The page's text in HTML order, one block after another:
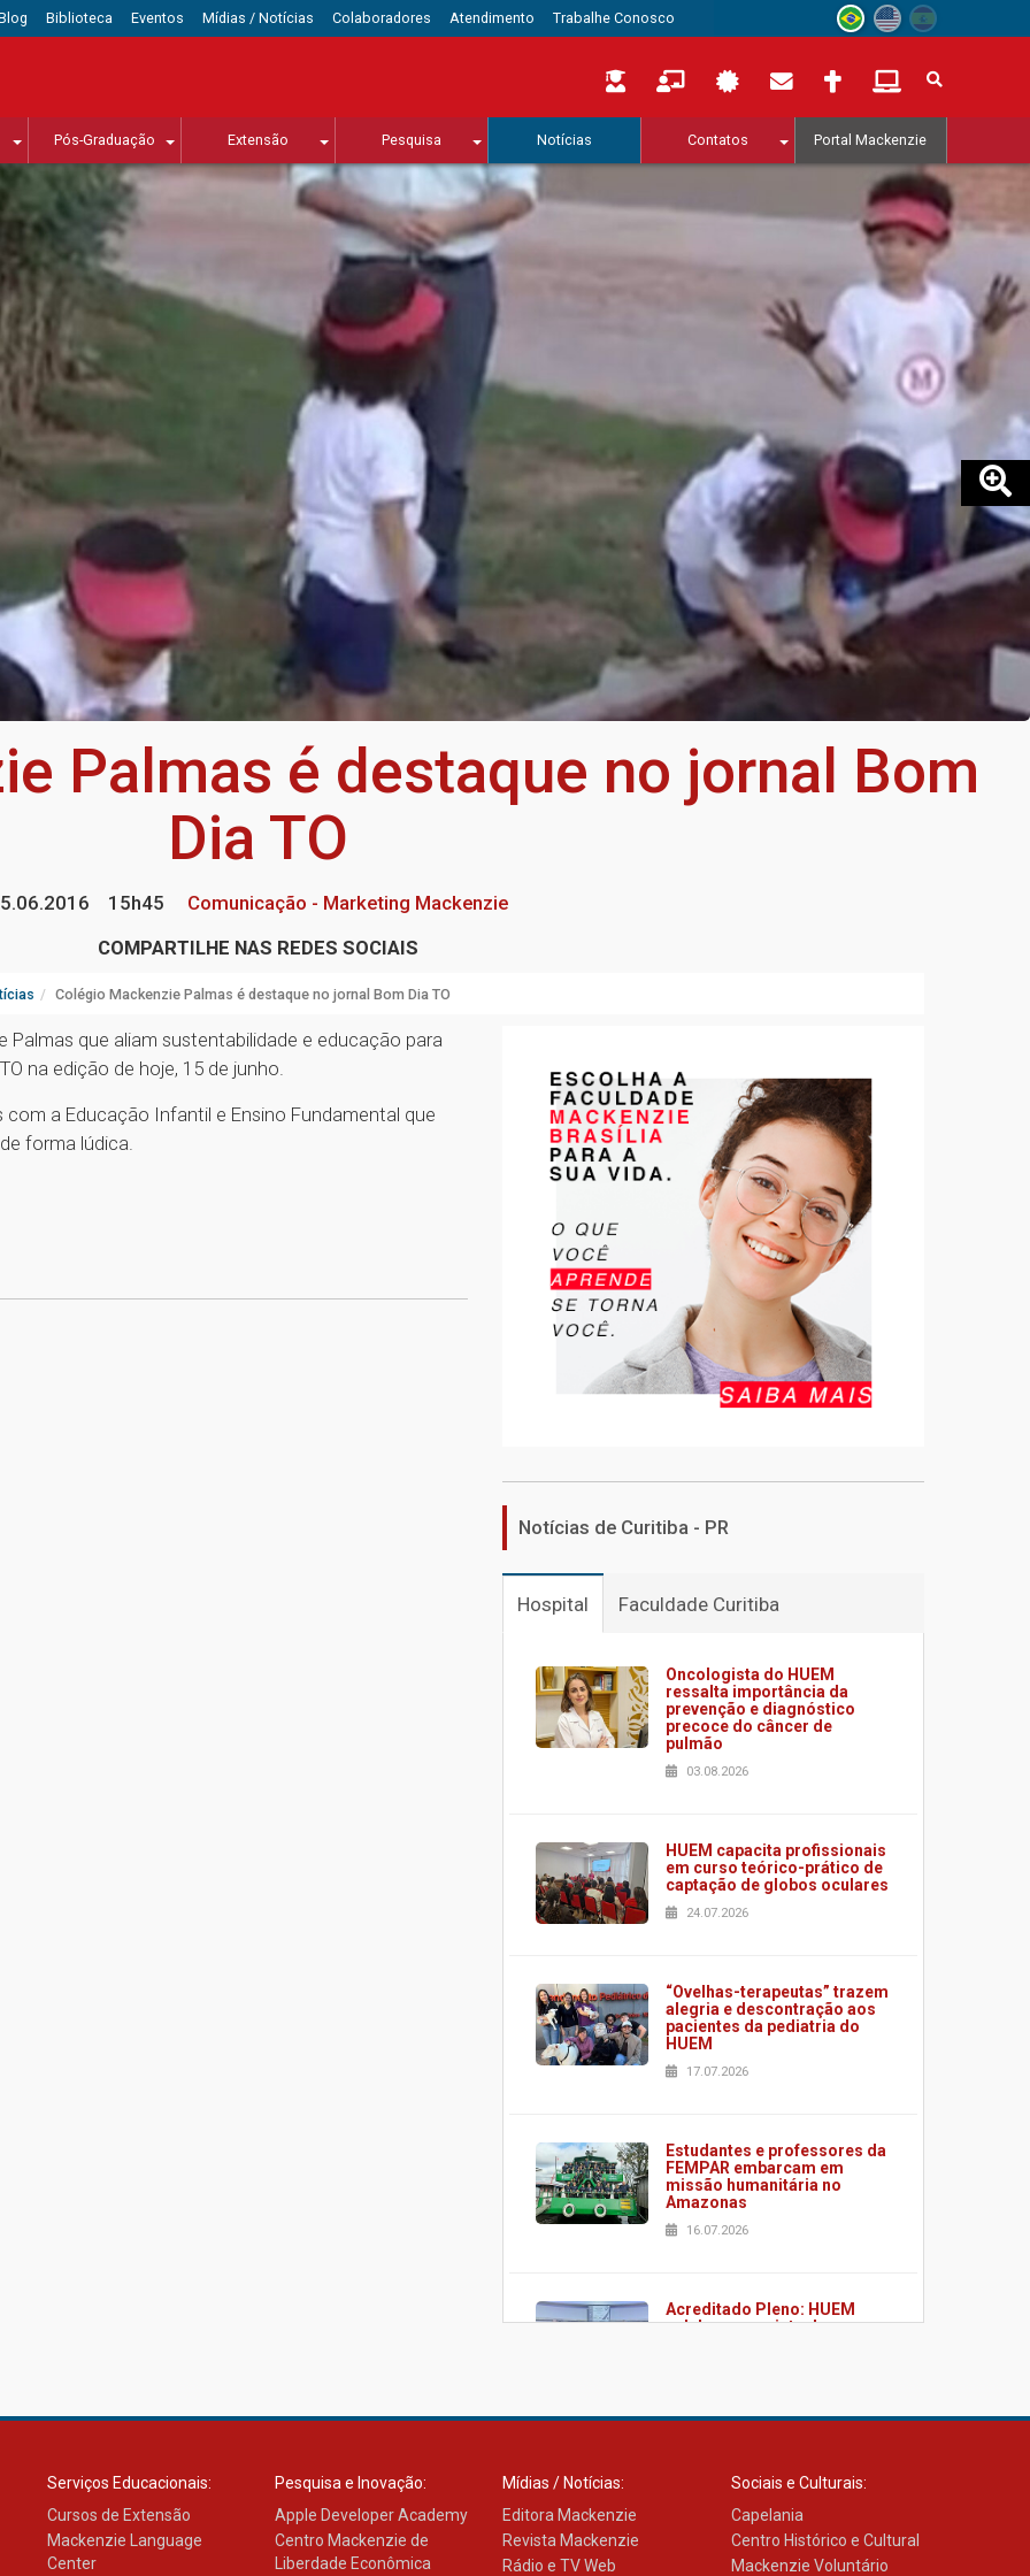
Biblioteca Eventos Mídias / Notícias Colaboradores Atendimento Trabalhe Conosco
Pós-Graduação Extensão Pesquisa Notícias Contatos Portal Mackenzie
Palmas é destaque no jornal Bom
Dia TO
15h45
Comunicação - Marketing Mackenzie
COMPARTILHE NAS REDES SOCIAIS
Colégio Mackenzie Palmas é destaque no jornal Bom Dia TO
que aliam sustentabilidade e educação para
na edição de hoje, 15 de junho.
a Educação Infantil e Ensino Fundamental que
forma lúdica.
Notícias de Curitiba - PR
Hospital Faculdade Curitiba
Oncologista do HUEM
ressalta importância da
prevenção e diagnóstico
precoce do câncer de
pulmão
03.08.2026
HUEM capacita profissionais
em curso teórico-prático de
captação de globos oculares
24.07.2026
“Ovelhas-terapeutas” trazem
alegria e descontração aos
pacientes da pediatria do
HUEM
17.07.2026
Estudantes e professores da
FEMPAR embarcam em
missão humanitária no
Amazonas
16.07.2026
Acreditado Pleno: HUEM
celebra conquista de
sistema de UTI's inteligentes
06.07.2026
Serviços Educacionais:
Cursos de Extensão
Mackenzie Language
Center
Pesquisa e Inovação:
Apple Developer Academy
Centro Mackenzie de
Liberdade Econômica
Mídias / Notícias:
Editora Mackenzie
Revista Mackenzie
Rádio e TV Web
Sociais e Culturais:
Capelania
Centro Histórico e Cultural
Mackenzie Voluntário